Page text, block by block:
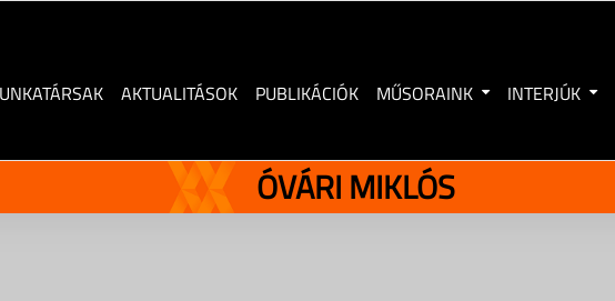
AKTUALITÁSOK PUBLIKÁCIÓK MŰSORAINK INTERJÚK
ÓVÁRI MIKLÓS